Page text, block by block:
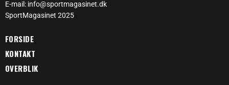
E-mail: info@sportmagasinet.dk
SportMagasinet 2025
FORSIDE
KONTAKT
OVERBLIK